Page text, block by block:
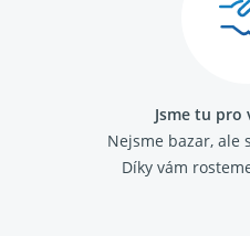
Jsme tu pro
Nejsme bazar, ale
Díky vám